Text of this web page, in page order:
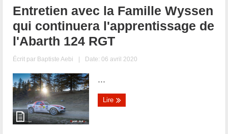
Entretien avec la Famille Wyssen
qui continuera l'apprentissage de
l'Abarth 124 RGT
Écrit par Baptiste Aebi | Date: 06 avril 2020
...
Lire